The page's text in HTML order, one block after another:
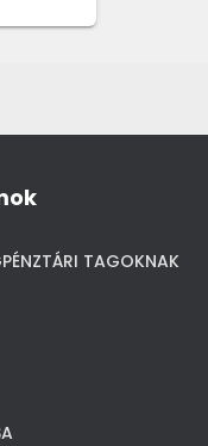
TAGOKNAK